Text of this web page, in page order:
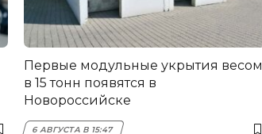
Первые модульные укрытия весом
в 15 тонн появятся в
Новороссийске
6 АВГУСТА В 15:47